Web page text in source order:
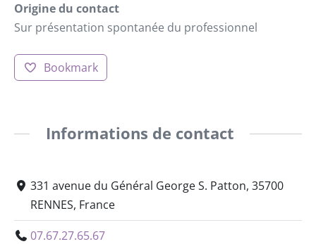
Origine du contact
Sur présentation spontanée du professionnel
Bookmark
Informations de contact
331 avenue du Général George S. Patton, 35700
RENNES, France
07.67.27.65.67